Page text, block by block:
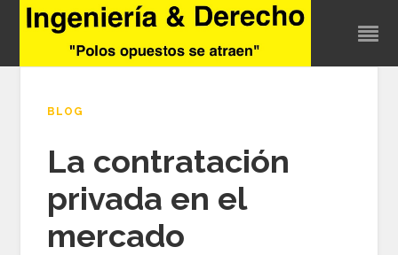
BLOG
La contratación
privada en el
mercado